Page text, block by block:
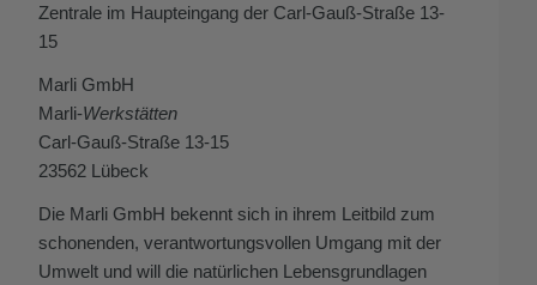
Zentrale im Haupteingang der Carl-Gauß-Straße 13-
15
Marli GmbH
Marli-Werkstätten
Carl-Gauß-Straße 13-15
23562 Lübeck
Die Marli GmbH bekennt sich in ihrem Leitbild zum
schonenden, verantwortungsvollen Umgang mit der
Umwelt und will die natürlichen Lebensgrundlagen